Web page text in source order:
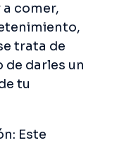
comer,
trata de
darles un
tu
Este